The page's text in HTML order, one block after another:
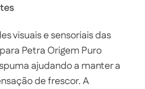
visuais e sensoriais das
Petra Origem Puro
ajudando a manter a
de frescor. A